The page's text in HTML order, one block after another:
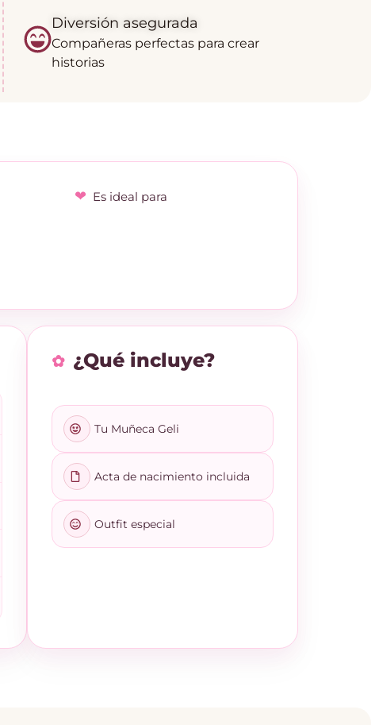
Diversión asegurada
Compañeras perfectas para crear
historias
Es ideal para
¿Qué incluye?
Tu Muñeca Geli
Acta de nacimiento incluida
Outfit especial